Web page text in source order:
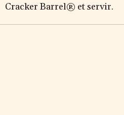
Cracker Barrel® et servir.